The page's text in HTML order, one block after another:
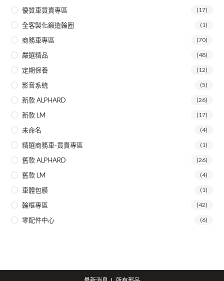
優質車買賣專區 (17)
全客製化鍛造輪圈 (1)
商務車專區 (70)
嚴選精品 (48)
定期保養 (12)
影音系統 (5)
新款 ALPHARD (26)
新款 LM (17)
未命名 (4)
精選商務車-買賣專區 (1)
舊款 ALPHARD (26)
舊款 LM (4)
車體包膜 (1)
輪框專區 (42)
零配件中心 (6)